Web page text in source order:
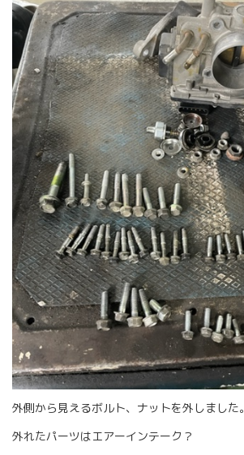
外側から見えるボルト、ナットを外しました。
外れたパーツはエアーインテーク？